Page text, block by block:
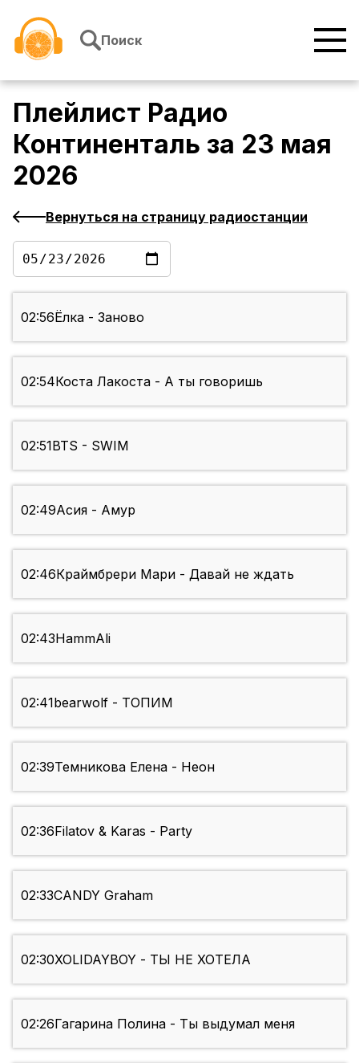
Поиск
Плейлист Радио
Континенталь за 23 мая
2026
Вернуться на страницу радиостанции
02:56Ёлка - Заново
02:54Коста Лакоста - А ты говоришь
02:51BTS - SWIM
02:49Асия - Амур
02:46Краймбрери Мари - Давай не ждать
02:43HammAli
02:41bearwolf - ТОПИМ
02:39Темникова Елена - Неон
02:36Filatov & Karas - Party
02:33CANDY Graham
02:30XOLIDAYBOY - ТЫ НЕ ХОТЕЛА
02:26Гагарина Полина - Ты выдумал меня